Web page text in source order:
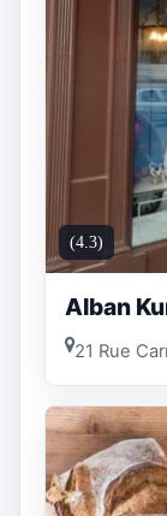
(4.3)
Alban
21 Rue